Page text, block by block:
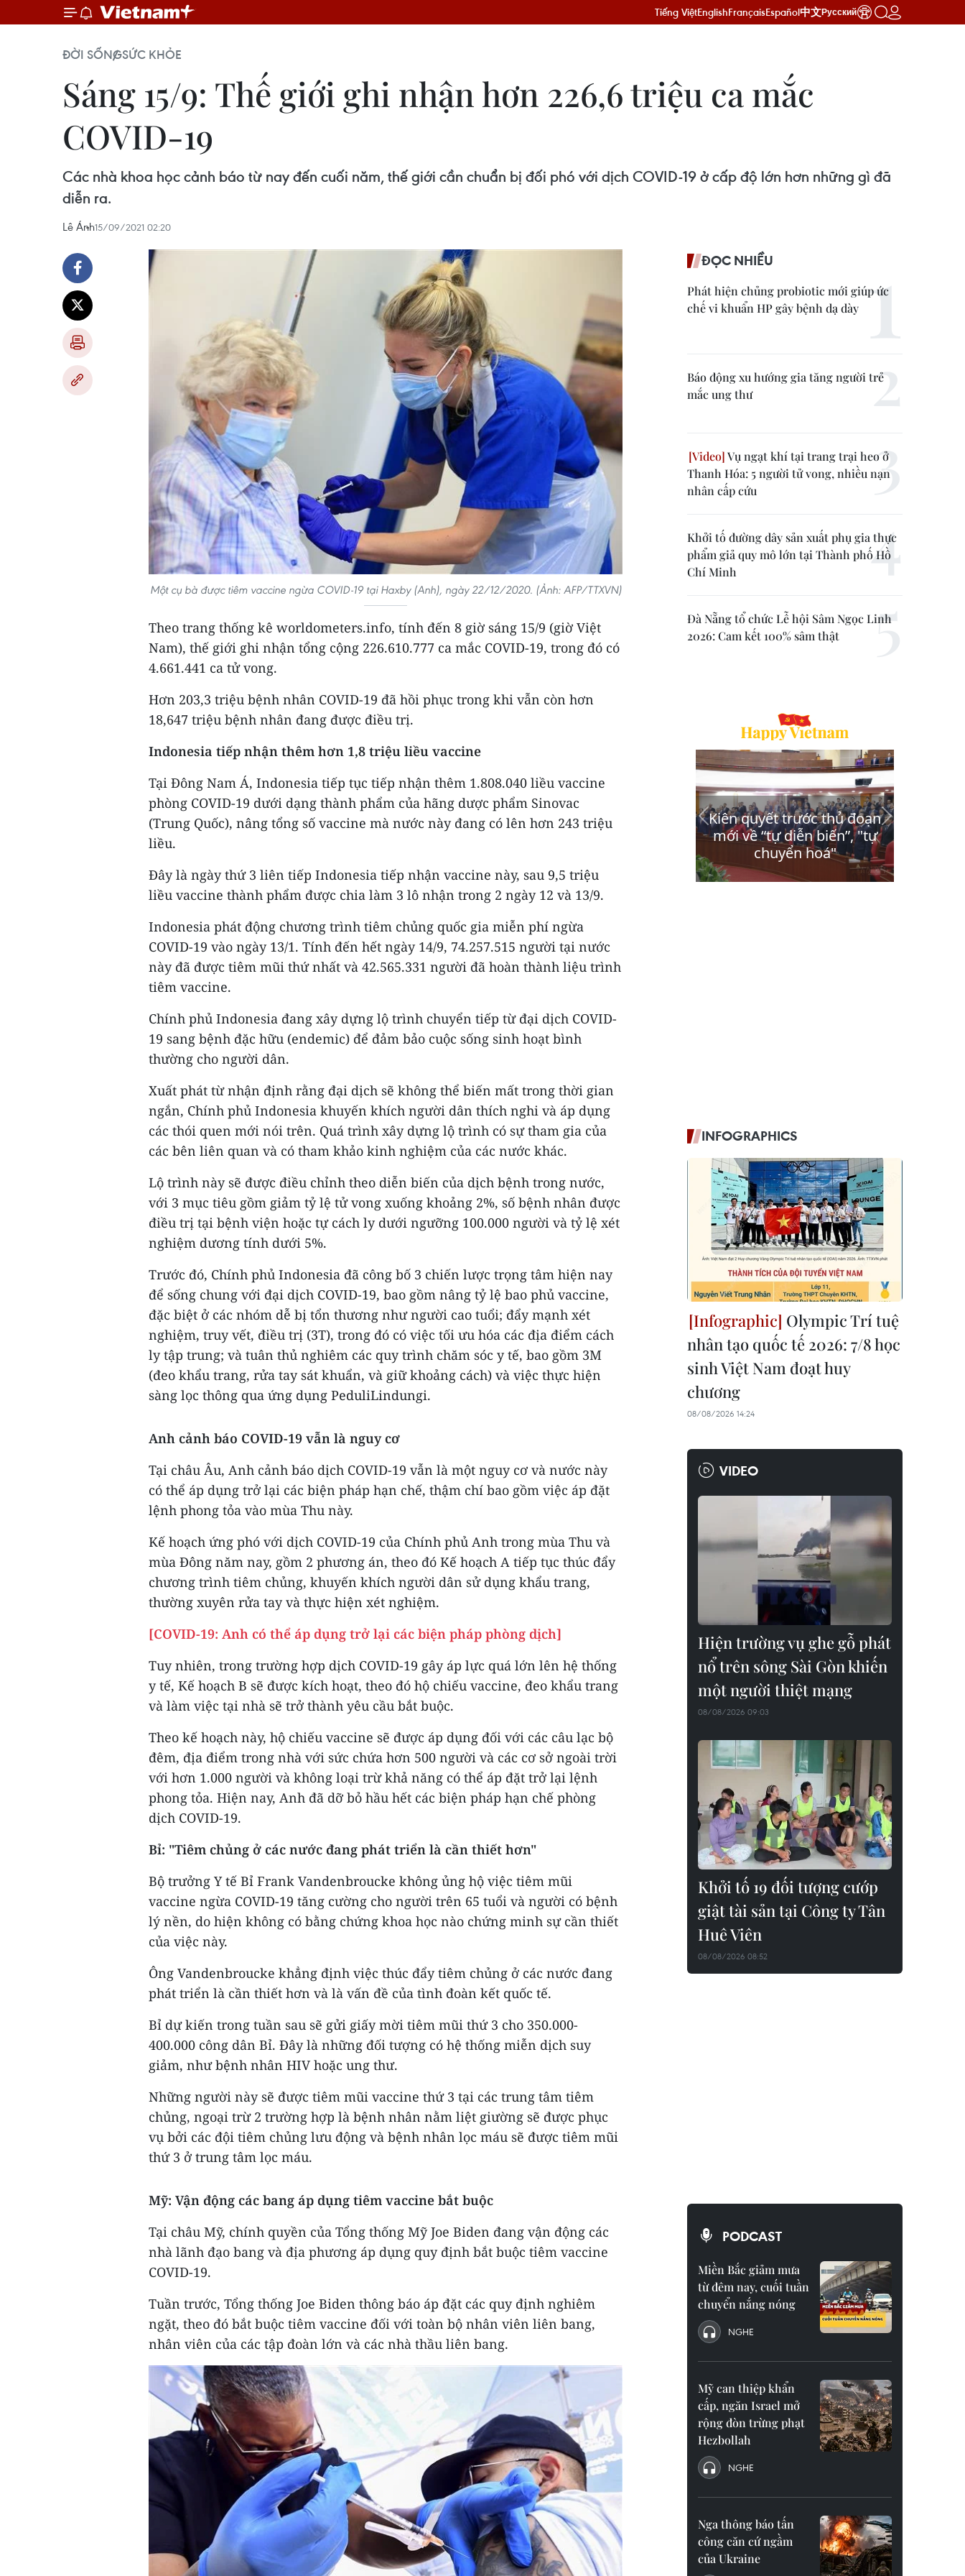
Tiếng ViệtEnglishFrançaisEspañol中文Русский
ĐỜI SỐNGSỨC KHỎE
Sáng 15/9: Thế giới ghi nhận hơn 226,6 triệu ca mắc
COVID-19
Các nhà khoa học cảnh báo từ nay đến cuối năm, thế giới cần chuẩn bị đối phó với dịch COVID-19 ở cấp độ lớn hơn những gì đã
diễn ra.
Lê Ánh15/09/2021 02:20
Một cụ bà được tiêm vaccine ngừa COVID-19 tại Haxby (Anh), ngày 22/12/2020. (Ảnh: AFP/TTXVN)
Theo trang thống kê worldometers.info, tính đến 8 giờ sáng 15/9 (giờ Việt
Nam), thế giới ghi nhận tổng cộng 226.610.777 ca mắc COVID-19, trong đó có
4.661.441 ca tử vong.
Hơn 203,3 triệu bệnh nhân COVID-19 đã hồi phục trong khi vẫn còn hơn
18,647 triệu bệnh nhân đang được điều trị.
Indonesia tiếp nhận thêm hơn 1,8 triệu liều vaccine
Tại Đông Nam Á, Indonesia tiếp tục tiếp nhận thêm 1.808.040 liều vaccine
phòng COVID-19 dưới dạng thành phẩm của hãng dược phẩm Sinovac
(Trung Quốc), nâng tổng số vaccine mà nước này đang có lên hơn 243 triệu
liều.
Đây là ngày thứ 3 liên tiếp Indonesia tiếp nhận vaccine này, sau 9,5 triệu
liều vaccine thành phẩm được chia làm 3 lô nhận trong 2 ngày 12 và 13/9.
Indonesia phát động chương trình tiêm chủng quốc gia miễn phí ngừa
COVID-19 vào ngày 13/1. Tính đến hết ngày 14/9, 74.257.515 người tại nước
này đã được tiêm mũi thứ nhất và 42.565.331 người đã hoàn thành liệu trình
tiêm vaccine.
Chính phủ Indonesia đang xây dựng lộ trình chuyển tiếp từ đại dịch COVID-
19 sang bệnh đặc hữu (endemic) để đảm bảo cuộc sống sinh hoạt bình
thường cho người dân.
Xuất phát từ nhận định rằng đại dịch sẽ không thể biến mất trong thời gian
ngắn, Chính phủ Indonesia khuyến khích người dân thích nghi và áp dụng
các thói quen mới nói trên. Quá trình xây dựng lộ trình có sự tham gia của
các bên liên quan và có tham khảo kinh nghiệm của các nước khác.
Lộ trình này sẽ được điều chỉnh theo diễn biến của dịch bệnh trong nước,
với 3 mục tiêu gồm giảm tỷ lệ tử vong xuống khoảng 2%, số bệnh nhân được
điều trị tại bệnh viện hoặc tự cách ly dưới ngưỡng 100.000 người và tỷ lệ xét
nghiệm dương tính dưới 5%.
Trước đó, Chính phủ Indonesia đã công bố 3 chiến lược trọng tâm hiện nay
để sống chung với đại dịch COVID-19, bao gồm nâng tỷ lệ bao phủ vaccine,
đặc biệt ở các nhóm dễ bị tổn thương như người cao tuổi; đẩy mạnh xét
nghiệm, truy vết, điều trị (3T), trong đó có việc tối ưu hóa các địa điểm cách
ly tập trung; và tuân thủ nghiêm các quy trình chăm sóc y tế, bao gồm 3M
(đeo khẩu trang, rửa tay sát khuẩn, và giữ khoảng cách) và việc thực hiện
sàng lọc thông qua ứng dụng PeduliLindungi.
Anh cảnh báo COVID-19 vẫn là nguy cơ
Tại châu Âu, Anh cảnh báo dịch COVID-19 vẫn là một nguy cơ và nước này
có thể áp dụng trở lại các biện pháp hạn chế, thậm chí bao gồm việc áp đặt
lệnh phong tỏa vào mùa Thu này.
Kế hoạch ứng phó với dịch COVID-19 của Chính phủ Anh trong mùa Thu và
mùa Đông năm nay, gồm 2 phương án, theo đó Kế hoạch A tiếp tục thúc đẩy
chương trình tiêm chủng, khuyến khích người dân sử dụng khẩu trang,
thường xuyên rửa tay và thực hiện xét nghiệm.
[COVID-19: Anh có thể áp dụng trở lại các biện pháp phòng dịch]
Tuy nhiên, trong trường hợp dịch COVID-19 gây áp lực quá lớn lên hệ thống
y tế, Kế hoạch B sẽ được kích hoạt, theo đó hộ chiếu vaccine, đeo khẩu trang
và làm việc tại nhà sẽ trở thành yêu cầu bắt buộc.
Theo kế hoạch này, hộ chiếu vaccine sẽ được áp dụng đối với các câu lạc bộ
đêm, địa điểm trong nhà với sức chứa hơn 500 người và các cơ sở ngoài trời
với hơn 1.000 người và không loại trừ khả năng có thể áp đặt trở lại lệnh
phong tỏa. Hiện nay, Anh đã dỡ bỏ hầu hết các biện pháp hạn chế phòng
dịch COVID-19.
Bỉ: "Tiêm chủng ở các nước đang phát triển là cần thiết hơn"
Bộ trưởng Y tế Bỉ Frank Vandenbroucke không ủng hộ việc tiêm mũi
vaccine ngừa COVID-19 tăng cường cho người trên 65 tuổi và người có bệnh
lý nền, do hiện không có bằng chứng khoa học nào chứng minh sự cần thiết
của việc này.
Ông Vandenbroucke khẳng định việc thúc đẩy tiêm chủng ở các nước đang
phát triển là cần thiết hơn và là vấn đề của tình đoàn kết quốc tế.
Bỉ dự kiến trong tuần sau sẽ gửi giấy mời tiêm mũi thứ 3 cho 350.000-
400.000 công dân Bỉ. Đây là những đối tượng có hệ thống miễn dịch suy
giảm, như bệnh nhân HIV hoặc ung thư.
Những người này sẽ được tiêm mũi vaccine thứ 3 tại các trung tâm tiêm
chủng, ngoại trừ 2 trường hợp là bệnh nhân nằm liệt giường sẽ được phục
vụ bởi các đội tiêm chủng lưu động và bệnh nhân lọc máu sẽ được tiêm mũi
thứ 3 ở trung tâm lọc máu.
Mỹ: Vận động các bang áp dụng tiêm vaccine bắt buộc
Tại châu Mỹ, chính quyền của Tổng thống Mỹ Joe Biden đang vận động các
nhà lãnh đạo bang và địa phương áp dụng quy định bắt buộc tiêm vaccine
COVID-19.
Tuần trước, Tổng thống Joe Biden thông báo áp đặt các quy định nghiêm
ngặt, theo đó bắt buộc tiêm vaccine đối với toàn bộ nhân viên liên bang,
nhân viên của các tập đoàn lớn và các nhà thầu liên bang.
ĐỌC NHIỀU
Phát hiện chủng probiotic mới giúp ức
chế vi khuẩn HP gây bệnh dạ dày
Báo động xu hướng gia tăng người trẻ
mắc ung thư
Vụ ngạt khí tại trang trại heo ở
Thanh Hóa: 5 người tử vong, nhiều nạn
nhân cấp cứu
Khởi tố đường dây sản xuất phụ gia thực
phẩm giả quy mô lớn tại Thành phố Hồ
Chí Minh
Đà Nẵng tổ chức Lễ hội Sâm Ngọc Linh
2026: Cam kết 100% sâm thật
INFOGRAPHICS
Olympic Trí tuệ
nhân tạo quốc tế 2026: 7/8 học
sinh Việt Nam đoạt huy
chương
08/08/2026 14:24
VIDEO
Hiện trường vụ ghe gỗ phát
nổ trên sông Sài Gòn khiến
một người thiệt mạng
08/08/2026 09:03
Khởi tố 19 đối tượng cướp
giật tài sản tại Công ty Tân
Huê Viên
08/08/2026 08:52
PODCAST
Miền Bắc giảm mưa
từ đêm nay, cuối tuần
chuyển nắng nóng
NGHE
Mỹ can thiệp khẩn
cấp, ngăn Israel mở
rộng đòn trừng phạt
Hezbollah
NGHE
Nga thông báo tấn
công căn cứ ngầm
của Ukraine